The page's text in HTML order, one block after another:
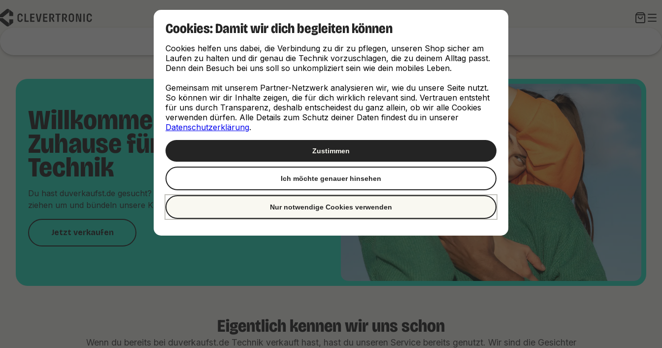
Willkommen im neuen
Zuhause für deine
Technik
Du hast duverkaufst.de gesucht? Keine Sorge, du bist genau richtig. Wir
ziehen um und bündeln unsere Kräfte unter dem Dach von Clevertronic.
Jetzt verkaufen
Eigentlich kennen wir uns schon
Wenn du bereits bei duverkaufst.de Technik verkauft hast, hast du unseren Service bereits genutzt. Wir sind die Gesichter
Cookies: Damit wir dich begleiten können
Cookies helfen uns dabei, die Verbindung zu dir zu pflegen, unseren Shop sicher am
Laufen zu halten und dir genau die Technik vorzuschlagen, die zu deinem Alltag passt.
Denn dein Besuch bei uns soll so unkompliziert sein wie dein mobiles Leben.
Gemeinsam mit unserem Partner-Netzwerk analysieren wir, wie du unsere Seite nutzt.
So können wir dir Inhalte zeigen, die für dich wirklich relevant sind. Vertrauen entsteht
für uns durch Transparenz, deshalb entscheidest du ganz allein, ob wir alle Cookies
verwenden dürfen. Alle Details zum Schutz deiner Daten findest du in unserer
Datenschutzerklärung.
Nur notwendige Cookies verwenden
Ich möchte genauer hinsehen
Zustimmen